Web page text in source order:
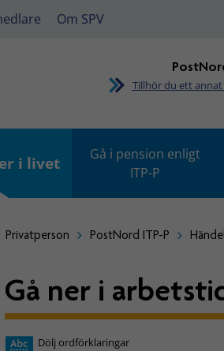
Om SPV
Tillhör du ett
i livet
Gå i pension enligt
ITP-P
Privatperson PostNord ITP-P
Gå ner i
Dölj ordförklaringar